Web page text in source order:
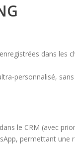
dans les
personnalisé,
le CRM (avec
permettant une